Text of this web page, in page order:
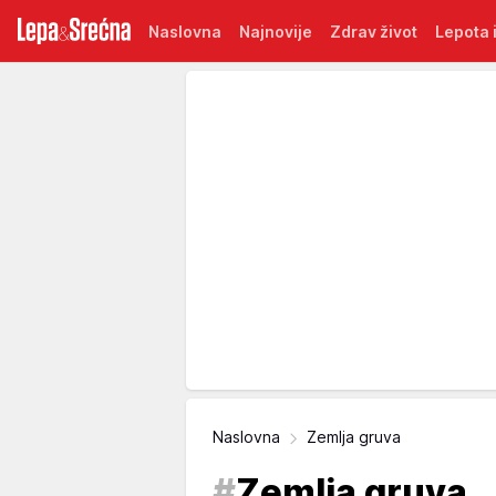
Naslovna Najnovije Zdrav život Lepota
Naslovna Zemlja gruva